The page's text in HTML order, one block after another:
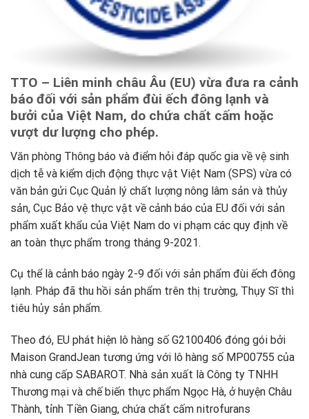
TTO – Liên minh châu Âu (EU) vừa đưa ra cảnh
báo đối với sản phẩm đùi ếch đông lạnh và
bưởi của Việt Nam, do chứa chất cấm hoặc
vượt dư lượng cho phép.
Văn phòng Thông báo và điểm hỏi đáp quốc gia về vệ sinh
dịch tễ và kiểm dịch động thực vật Việt Nam (SPS) vừa có
văn bản gửi Cục Quản lý chất lượng nông lâm sản và thủy
sản, Cục Bảo vệ thực vật về cảnh báo của EU đối với sản
phẩm xuất khẩu của Việt Nam do vi phạm các quy định về
an toàn thực phẩm trong tháng 9-2021.
Cụ thể là cảnh báo ngày 2-9 đối với sản phẩm đùi ếch đông
lạnh. Pháp đã thu hồi sản phẩm trên thị trường, Thụy Sĩ thì
tiêu hủy sản phẩm.
Theo đó, EU phát hiện lô hàng số G2100406 đóng gói bởi
Maison GrandJean tương ứng với lô hàng số MP00755 của
nhà cung cấp SABAROT. Nhà sản xuất là Công ty TNHH
Thương mại và chế biến thực phẩm Ngọc Hà, ở huyện Châu
Thành, tỉnh Tiền Giang, chứa chất cấm nitrofurans